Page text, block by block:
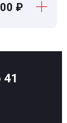
₽
41